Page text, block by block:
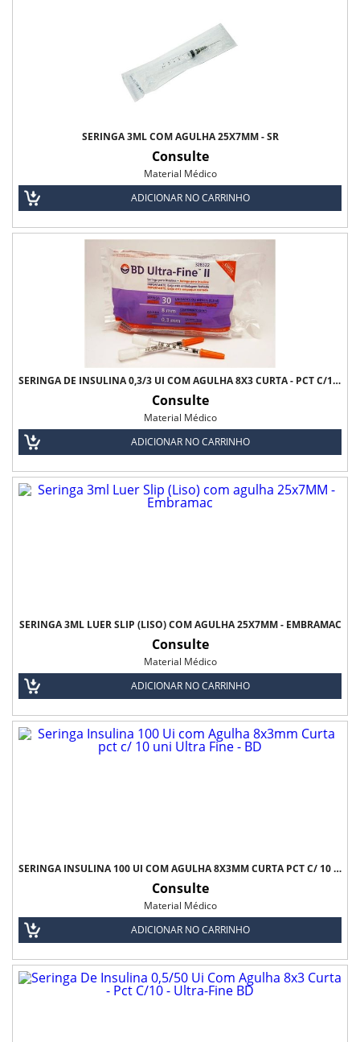
SERINGA 3ML COM AGULHA 25X7MM - SR
Consulte
Material Médico
ADICIONAR NO CARRINHO
SERINGA DE INSULINA 0,3/3 UI COM AGULHA 8X3 CURTA - PCT C/10 UNDS - ULTRA-FINE BD
Consulte
Material Médico
ADICIONAR NO CARRINHO
SERINGA 3ML LUER SLIP (LISO) COM AGULHA 25X7MM - EMBRAMAC
Consulte
Material Médico
ADICIONAR NO CARRINHO
SERINGA INSULINA 100 UI COM AGULHA 8X3MM CURTA PCT C/ 10 UNI ULTRA FINE - BD
Consulte
Material Médico
ADICIONAR NO CARRINHO